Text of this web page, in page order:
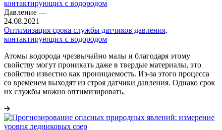
Давление —
24.08.2021
Оптимизация срока службы датчиков давления,
контактирующих с водородом
Атомы водорода чрезвычайно малы и благодаря этому
свойству могут проникать даже в твердые материалы, это
свойство известно как проницаемость. Из-за этого процесса
со временем выходят из строя датчики давления. Однако срок
их службы можно оптимизировать.